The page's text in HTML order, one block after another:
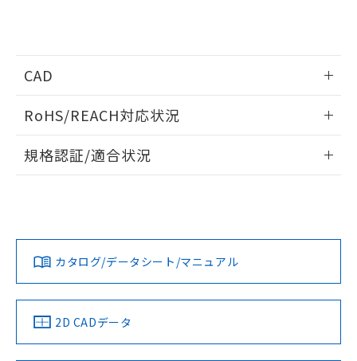
CAD
ドすることができます。
ログイン/会員登録
ダウンロードデータをご利用いただく前に、以下を必ずお読
みください。
ソフトウェアの使用条件
RoHS/REACH対応状況
EU RoHS 注意事項・凡例
対応済み
中国 RoHS 注意事項・凡例
規格認証/適合状況
LR型式承認
（イギリス
船舶規格）
DNV型式承認
（ノルウェー
BV型式承認
（フランス
KR型式
（韓国
No No No No
カタログ/データシート/マニュアル
2D CADデータ